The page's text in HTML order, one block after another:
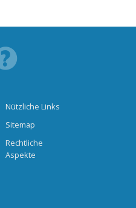
Nützliche Links
Sitemap
Rechtliche
Aspekte